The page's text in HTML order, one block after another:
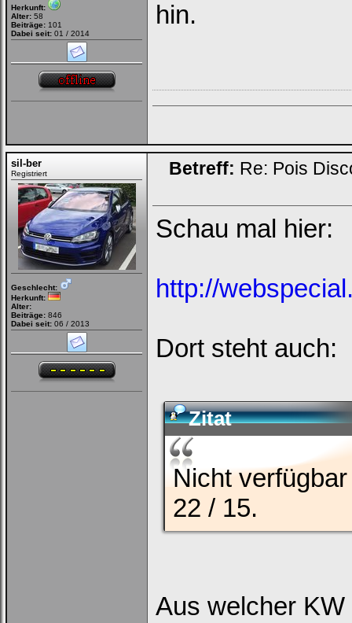
Herkunft:
Alter: 58
Beiträge: 101
Dabei seit: 01 / 2014
hin.
sil-ber
Registriert
Geschlecht:
Herkunft:
Alter:
Beiträge: 846
Dabei seit: 06 / 2013
Betreff: Re: Pois
Schau mal hier:
http://
Dort steht auch:
Zitat
Nicht
22 / 15.
Aus welcher